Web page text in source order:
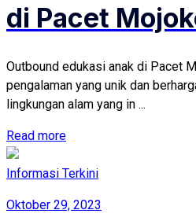
di Pacet
Outbound edukasi anak di Pacet
pengalaman yang unik dan
lingkungan alam yang in ...
Read more
Informasi Terkini
Oktober 29, 2023